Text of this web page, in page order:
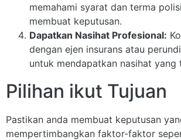
memahami syarat dan terma
membuat keputusan.
Dapatkan Nasihat Profesional:
dengan ejen insurans atau
untuk mendapatkan nasihat yang
Pilihan ikut Tujuan
Pastikan anda membuat keputusan
mempertimbangkan faktor-faktor